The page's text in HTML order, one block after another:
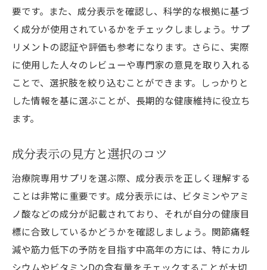
要です。また、成分表示を確認し、科学的な根拠に基づ
く成分が使用されているかをチェックしましょう。サプ
リメントの認証や評価も参考になります。さらに、実際
に使用した人々のレビューや専門家の意見を取り入れる
ことで、選択肢を絞り込むことができます。しっかりと
した情報を基に選ぶことが、長期的な健康維持に役立ち
ます。
成分表示の見方と選択のコツ
治療院専用サプリを選ぶ際、成分表示を正しく理解する
ことは非常に重要です。成分表示には、ビタミンやアミ
ノ酸などの成分が記載されており、それが自分の健康目
標に合致しているかどうかを確認しましょう。関節痛軽
減や筋力低下の予防を目指す中高年の方には、特にカル
シウムやビタミンDの含有量をチェックすることが大切